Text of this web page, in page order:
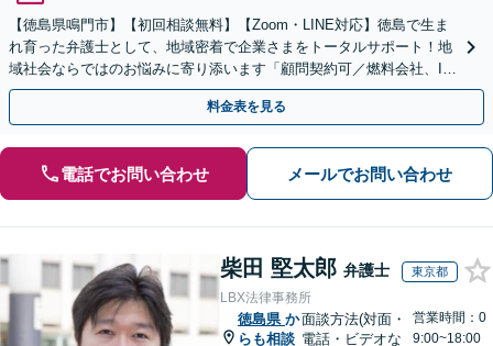
【徳島県鳴門市】【初回相談無料】【Zoom・LINE対応】徳島で生ま
れ育った弁護士として、地域密着で企業さまをトータルサポート！地
域社会ならではのお悩みに寄り添います「顧問契約可／燃料会社、IT
企業、美容業界、病院など」【休日・夜間相談可】
料金表を見る
電話でお問い合わせ メールでお問い合わせ
柴田 堅太郎 弁護士 東京都
LBX法律事務所
徳島県 か
らも相談
面談方法(対面・
電話・ビデオな
営業時間：0
9:00~18:00